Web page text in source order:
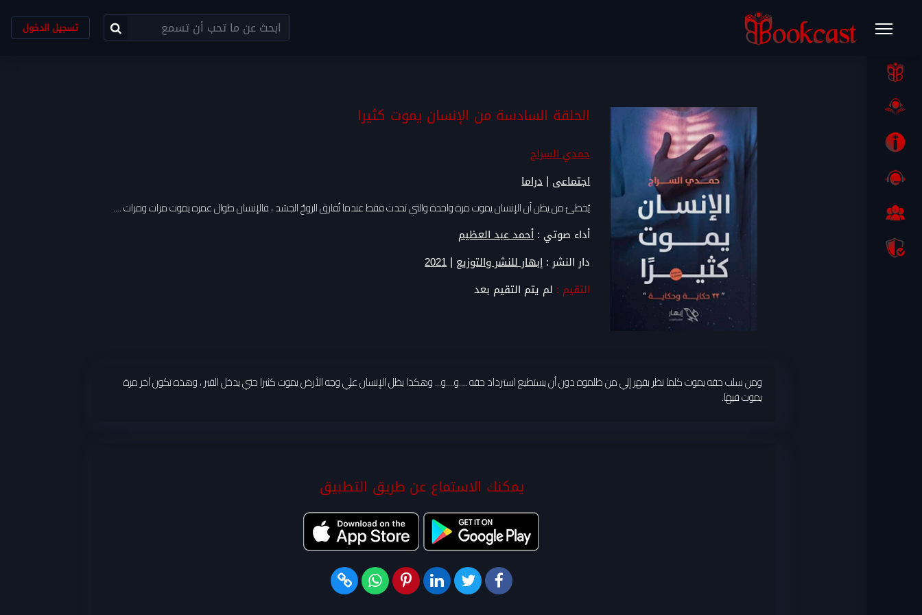
تسجيل الدخول
الحلقة السادسة من الإنسان يموت كثيرا
حمدي السراج
اجتماعى |دراما
يُخطئ من يظن أن الإنسان يموت مرة واحدة والتي تحدث فقط عندما تُفارق الروحُ الجسَد ، فالإنسان طوال عمره يموت مرات ومرات ....
أداء صوتي :أحمد عبد العظيم
دار النشر : إبهار للنشر والتوزيع |
2021
التقيم : لم يتم التقيم بعد
ومن سلب حقه يموت كلما نظر بقهر إلي من ظلموه دون أن يستطيع استرداد حقه ....و....و... وهكذا يظل الإنسان علي وجه الأرض يموت كثيرا حتي يدخل القبر ، وهذه تكون آخر مرة
يموت فيها.
يمكنك الاستماع عن طريق التطبيق